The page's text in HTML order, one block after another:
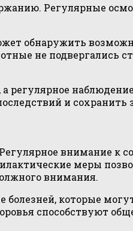
Регулярные
обнаружить
не подвергались
регулярное
и сохранить
внимание к
меры
внимания.
которые
способствуют